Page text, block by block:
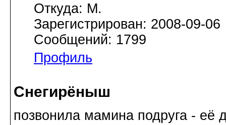
Откуда: М.
Зарегистрирован: 2008-09-06
Сообщений: 1799
Профиль
Снегирёныш
позвонила мамина подруга - её